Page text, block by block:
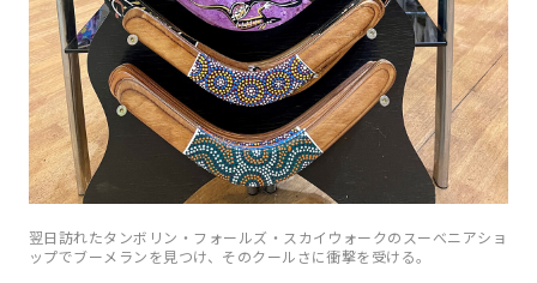
翌日訪れたタンボリン・フォールズ・スカイウォークのスーべニアショ
ップでブーメランを見つけ、そのクールさに衝撃を受ける。